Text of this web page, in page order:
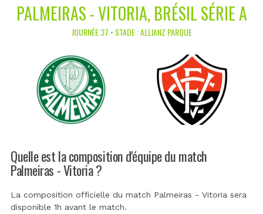
PALMEIRAS - VITORIA, BRÉSIL SÉRIE A
JOURNÉE 37 • STADE : ALLIANZ PARQUE
Quelle est la composition d'équipe du match
Palmeiras - Vitoria ?
La composition officielle du match Palmeiras - Vitoria sera
disponible 1h avant le match.